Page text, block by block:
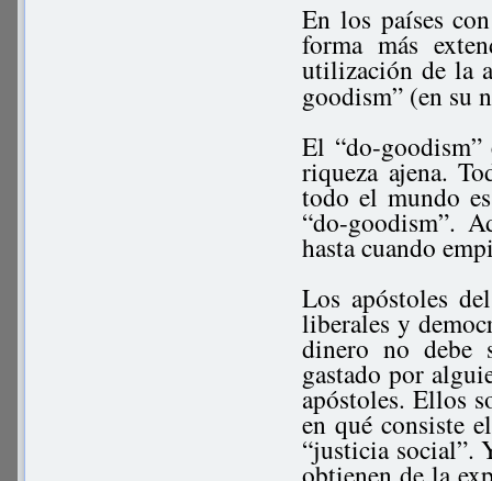
En los países
forma más
utilización de la
goodism” (en su
El “do-
riqueza ajena.
todo el mundo
“do-goodism”.
hasta cuando
Los apóstoles
liberales y
dinero no debe
gastado por
apóstoles. Ellos
en qué consiste
“justicia social”.